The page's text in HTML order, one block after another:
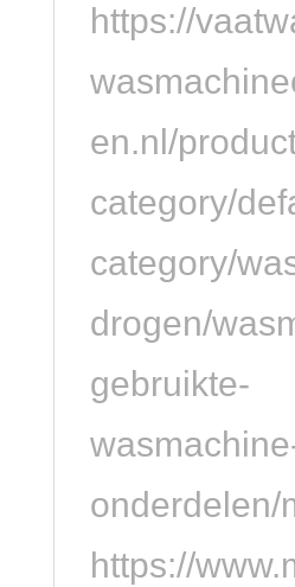
https://
en.nl/
category/
category/
drogen/
gebruikte-
onderdelen/
https://